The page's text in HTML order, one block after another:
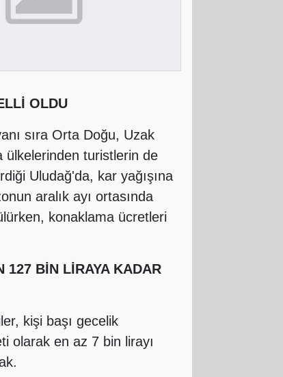
OLDU
sıra Orta Doğu, Uzak
ülkelerinden turistlerin de
Uludağ'da, kar yağışına
aralık ayı ortasında
konaklama ücretleri
127 BİN LİRAYA KADAR
kişi başı gecelik
olarak en az 7 bin lirayı